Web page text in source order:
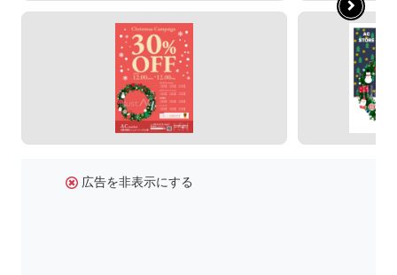
広告を非表示にする